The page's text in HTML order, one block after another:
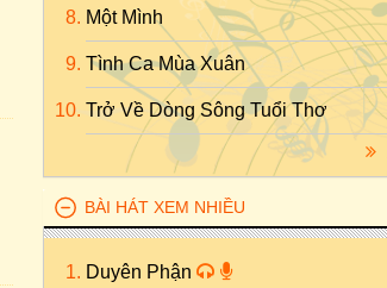
Một Mình
Tình Ca Mùa Xuân
Trở Về Dòng Sông Tuổi Thơ
BÀI HÁT XEM NHIỀU
Duyên Phận